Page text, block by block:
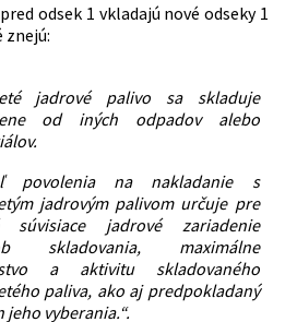
pred odsek 1 vkladajú nové odseky 1
znejú:
jadrové palivo sa skladuje
od iných odpadov alebo
povolenia na nakladanie s
jadrovým palivom určuje pre
súvisiace jadrové zariadenie
skladovania, maximálne
a aktivitu skladovaného
paliva, ako aj predpokladaný
jeho vyberania.“.